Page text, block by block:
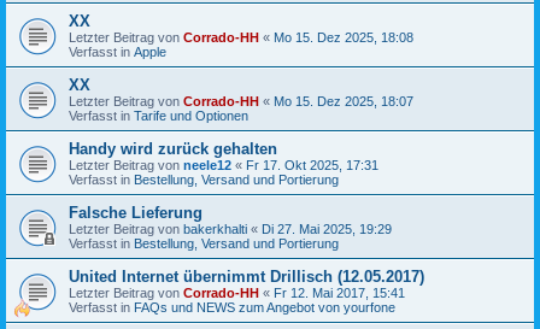
XX
Letzter Beitrag von Corrado-HH « Mo 15. Dez 2025, 18:08
Verfasst in Apple
XX
Letzter Beitrag von Corrado-HH « Mo 15. Dez 2025, 18:07
Verfasst in Tarife und Optionen
Handy wird zurück gehalten
Letzter Beitrag von neele12 « Fr 17. Okt 2025, 17:31
Verfasst in Bestellung, Versand und Portierung
Falsche Lieferung
Letzter Beitrag von bakerkhalti « Di 27. Mai 2025, 19:29
Verfasst in Bestellung, Versand und Portierung
United Internet übernimmt Drillisch (12.05.2017)
Letzter Beitrag von Corrado-HH « Fr 12. Mai 2017, 15:41
Verfasst in FAQs und NEWS zum Angebot von yourfone